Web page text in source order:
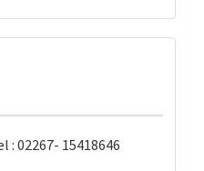
: 02267- 15418646